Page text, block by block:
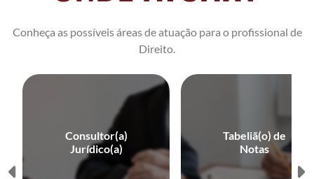
Conheça as possíveis áreas de atuação para o profissional de
Direito.
Consultor(a)
Jurídico(a)
Tabeliã(o) de
Notas